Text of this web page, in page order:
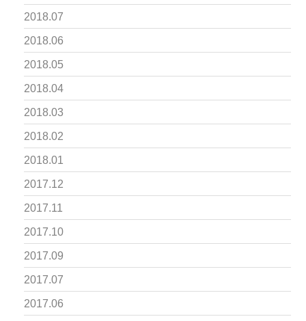
2018.07
2018.06
2018.05
2018.04
2018.03
2018.02
2018.01
2017.12
2017.11
2017.10
2017.09
2017.07
2017.06